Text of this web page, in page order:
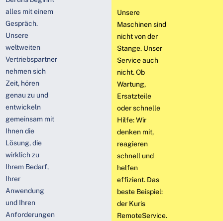
alles mit einem
Gespräch.
Unsere
weltweiten
Vertriebspartner
nehmen sich
Zeit, hören
genau zu und
entwickeln
gemeinsam mit
Ihnen die
Lösung, die
wirklich zu
Ihrem Bedarf,
Ihrer
Anwendung
und Ihren
Anforderungen
Unsere
Maschinen sind
nicht von der
Stange. Unser
Service auch
nicht. Ob
Wartung,
Ersatzteile
oder schnelle
Hilfe: Wir
denken mit,
reagieren
schnell und
helfen
effizient. Das
beste Beispiel:
der Kuris
RemoteService.